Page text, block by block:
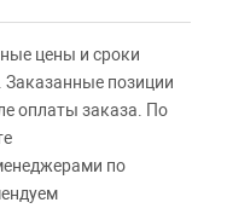
цены и сроки
Заказанные позиции
оплаты заказа. По
по